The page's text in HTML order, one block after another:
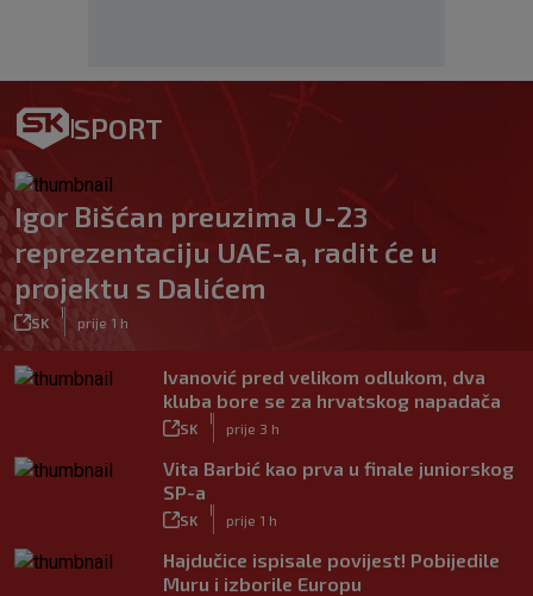
SPORT
Igor Bišćan preuzima U-23
reprezentaciju UAE-a, radit će u
projektu s Dalićem
SK prije 1 h
Ivanović pred velikom odlukom, dva
kluba bore se za hrvatskog napadača
SK prije 3 h
Vita Barbić kao prva u finale juniorskog
SP-a
SK prije 1 h
Hajdučice ispisale povijest! Pobijedile
Muru i izborile Europu